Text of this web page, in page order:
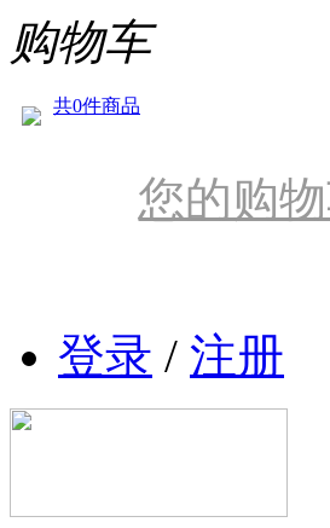
购物车
共0件商品
您的购
登录 / 注册